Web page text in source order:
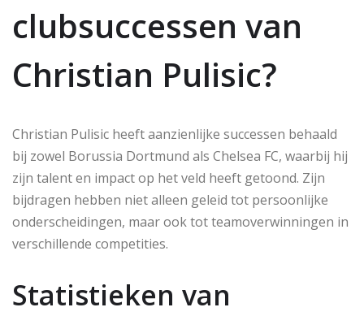
clubsuccessen van
Christian Pulisic?
Christian Pulisic heeft aanzienlijke successen behaald
bij zowel Borussia Dortmund als Chelsea FC, waarbij hij
zijn talent en impact op het veld heeft getoond. Zijn
bijdragen hebben niet alleen geleid tot persoonlijke
onderscheidingen, maar ook tot teamoverwinningen in
verschillende competities.
Statistieken van